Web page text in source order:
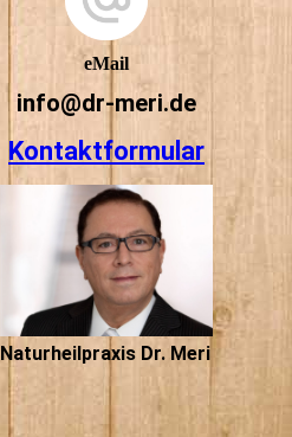
eMail
info@dr-meri.de
Kontaktformular
Naturheilpraxis Dr. Meri